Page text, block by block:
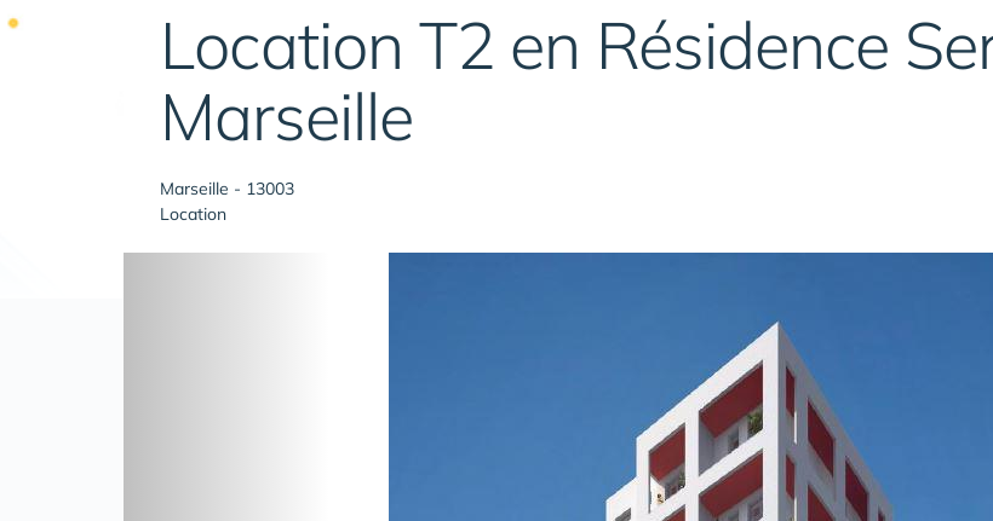
Location T2 en Résidence
Marseille
Marseille - 13003
Location